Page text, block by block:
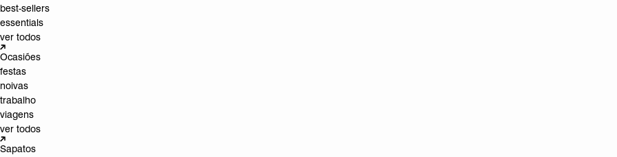
best-sellers
essentials
ver todos
Ocasiões
festas
noivas
trabalho
viagens
ver todos
Sapatos